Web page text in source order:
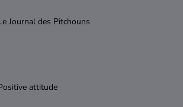
?
Radio
Journal des Pitchouns
attitude